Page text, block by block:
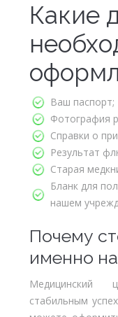
Какие
Ваш паспорт;
Фотография
Справки о
Результат
Старая
Бланк для
нашем
Почему
именно
Медицинский
стабильным